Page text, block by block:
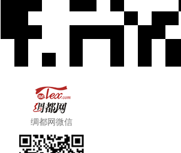
绸都网微信